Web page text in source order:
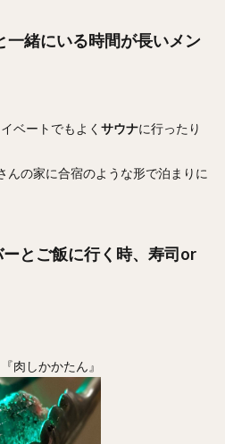
一緒にいる時間が長いメン
ベートでもよく サウナに行ったり
んの家に合宿のような形で泊まりに
ーとご飯に行く時、寿司or
肉しかかたん』